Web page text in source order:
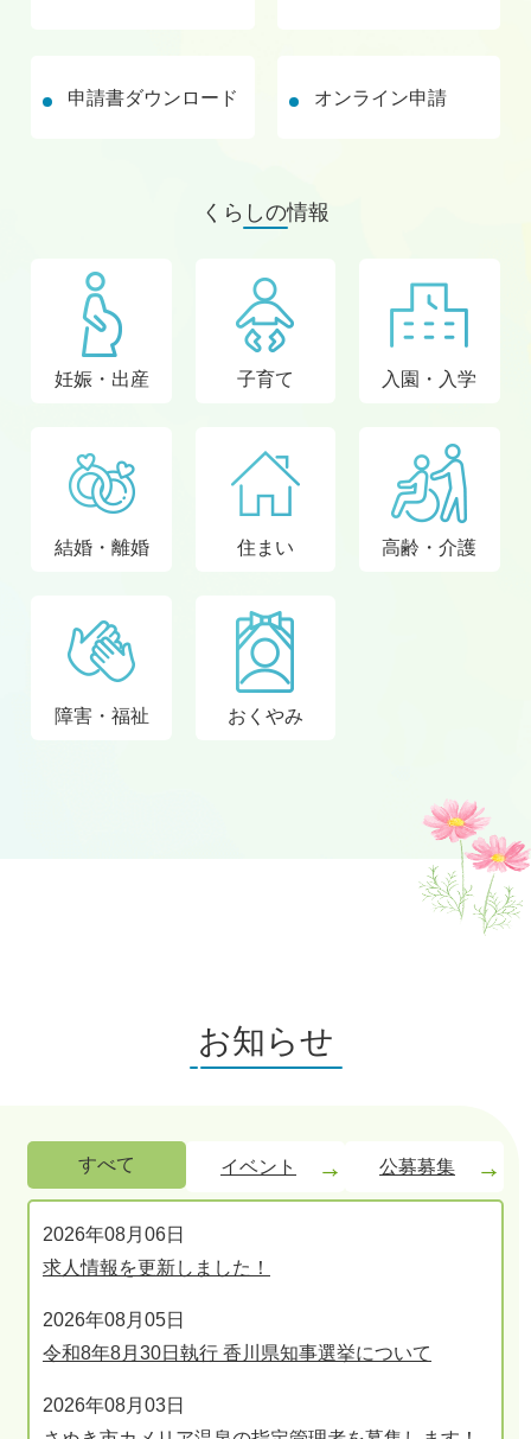
申請書ダウンロード オンライン申請
くらしの情報
妊娠・出産 子育て 入園・入学
結婚・離婚 住まい 高齢・介護
障害・福祉 おくやみ
お知らせ
すべて イベント 公募募集
べ
て
2026年08月06日
求人情報を更新しました！
2026年08月05日
令和8年8月30日執行 香川県知事選挙について
2026年08月03日